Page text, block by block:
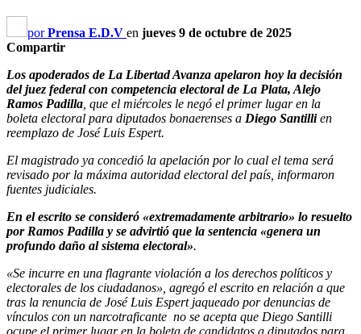
porPrensa E.D.V en jueves 9 de octubre de 2025
Compartir
Los apoderados de La Libertad Avanza apelaron hoy la decisión
del juez federal con competencia electoral de La Plata, Alejo
Ramos Padilla , que el miércoles le negó el primer lugar en la
boleta electoral para diputados bonaerenses a Diego Santillien
reemplazo de José Luis Espert.
El magistrado ya concedió la apelación por lo cual el tema será
revisado por la máxima autoridad electoral del país, informaron
fuentes judiciales.
En el escrito se consideró «extremadamente arbitrario» lo resuelto
por Ramos Padilla y se advirtió que la sentencia «genera un
profundo daño al sistema electoral».
«Se incurre en una flagrante violación a los derechos políticos y
electorales de los ciudadanos», agregó el escrito en relación a que
tras la renuncia de José Luis Espert jaqueado por denuncias de
vínculos con un narcotraficante no se acepta que Diego Santilli
ocupe el primer lugar en la boleta de candidatos a diputados para